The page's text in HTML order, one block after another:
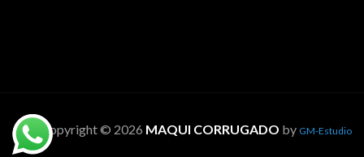
Copyright © 2026 MAQUI CORRUGADO by GM-Estudio